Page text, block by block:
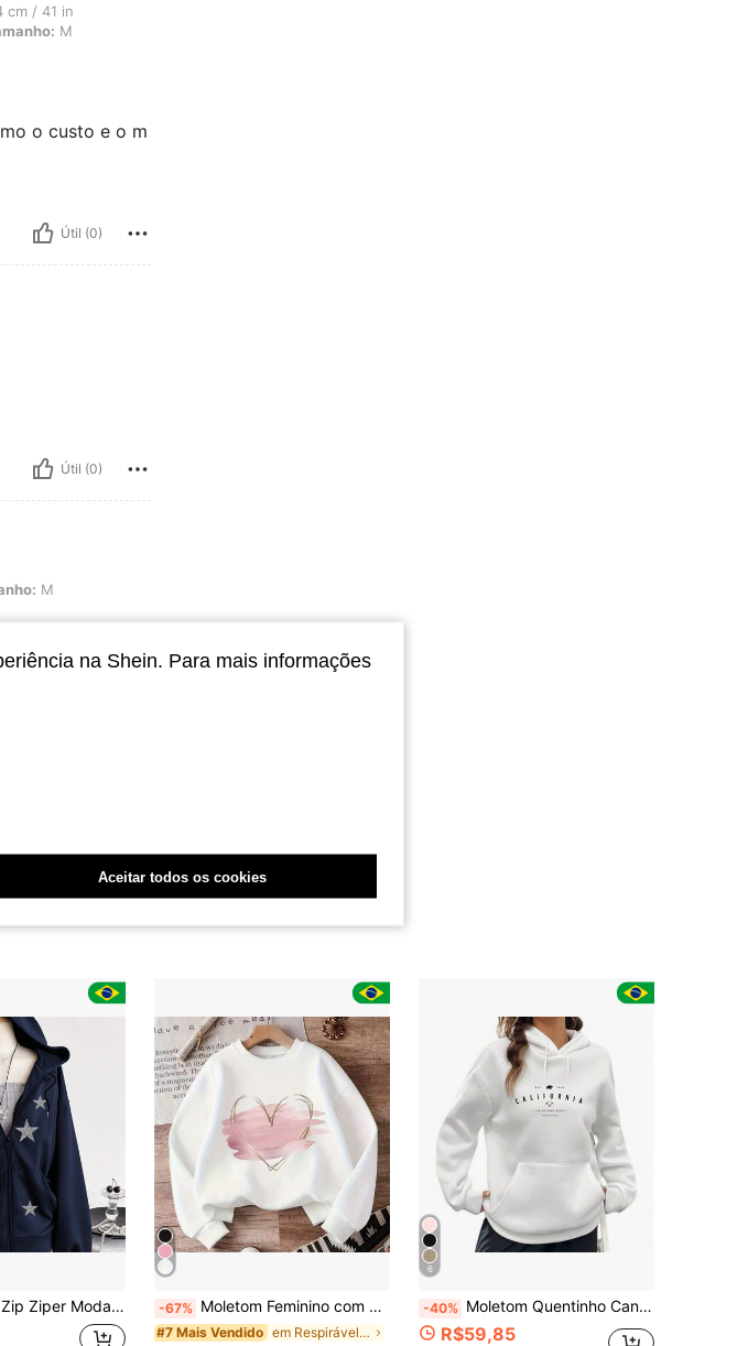
do corpo: Ampulheta, Busto: 94 cm / 37 in, Cintura: 73 cm / 29 in, Cor: Cinza, Tamanho: M
cm / 41 in
M
o custo e o m
Útil (0)
Útil (0)
M
e cumpri
Flanelado Com Bolsos Aberto Estilo Minimalista -67% Moletom Feminino com Estampa de Coração Blusa de Frio Estilo Gola Redonda Perfeito para seu Inverno
#7 Mais Vendido em Respirável Moletons e blusas de moletom feminin
6
-40% Moletom Quentinho Canguru Blusa De Frio Outono Inverno Estampado California Golden State Moda Gringa
R$59,85
na Shein. Para mais informações
Aceitar todos os cookies